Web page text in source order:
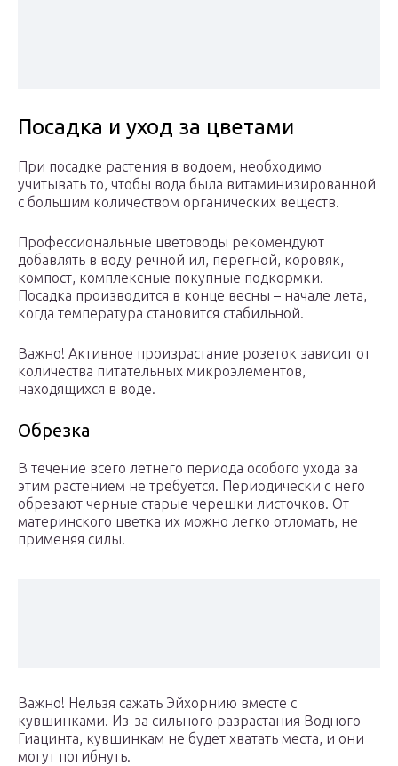
Посадка и уход за цветами
При посадке растения в водоем, необходимо
учитывать то, чтобы вода была витаминизированной
с большим количеством органических веществ.
Профессиональные цветоводы рекомендуют
добавлять в воду речной ил, перегной, коровяк,
компост, комплексные покупные подкормки.
Посадка производится в конце весны – начале лета,
когда температура становится стабильной.
Важно! Активное произрастание розеток зависит от
количества питательных микроэлементов,
находящихся в воде.
Обрезка
В течение всего летнего периода особого ухода за
этим растением не требуется. Периодически с него
обрезают черные старые черешки листочков. От
материнского цветка их можно легко отломать, не
применяя силы.
Важно! Нельзя сажать Эйхорнию вместе с
кувшинками. Из-за сильного разрастания Водного
Гиацинта, кувшинкам не будет хватать места, и они
могут погибнуть.